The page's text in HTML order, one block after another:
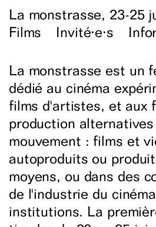
La monstrasse, 23-25
Films
Invité·e·s
La monstrasse est un
dédié au cinéma
films d'artistes, et aux
production alternatives
mouvement : films et
autoproduits ou
moyens, ou dans des
de l'industrie du
institutions. La